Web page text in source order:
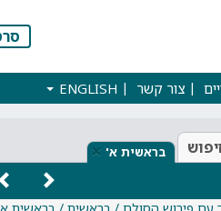
צור קשר ENGLISH
בראשית א' ×